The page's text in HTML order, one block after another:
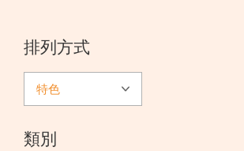
排列方式
類別